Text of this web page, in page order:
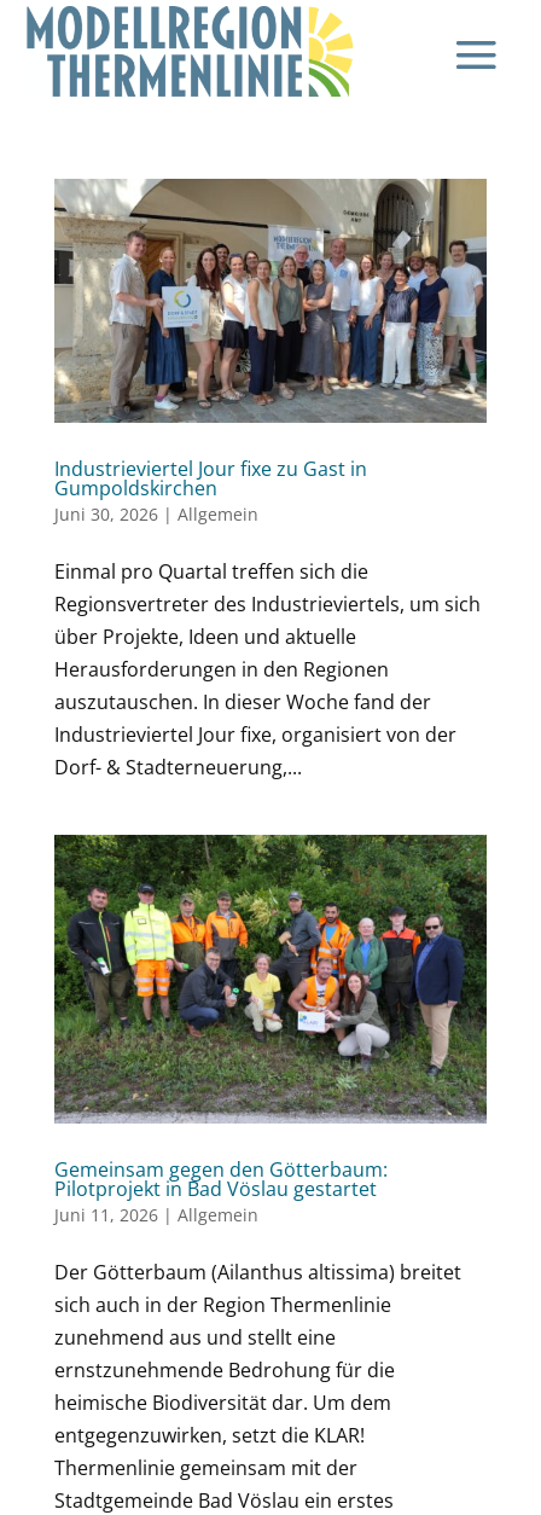
Industrieviertel Jour fixe zu Gast in
Gumpoldskirchen
Juni 30, 2026| Allgemein
Einmal pro Quartal treffen sich die
Regionsvertreter des Industrieviertels, um sich
über Projekte, Ideen und aktuelle
Herausforderungen in den Regionen
auszutauschen. In dieser Woche fand der
Industrieviertel Jour fixe, organisiert von der
Dorf- & Stadterneuerung,...
Gemeinsam gegen den Götterbaum:
Pilotprojekt in Bad Vöslau gestartet
Juni 11, 2026| Allgemein
Der Götterbaum (Ailanthus altissima) breitet
sich auch in der Region Thermenlinie
zunehmend aus und stellt eine
ernstzunehmende Bedrohung für die
heimische Biodiversität dar. Um dem
entgegenzuwirken, setzt die KLAR!
Thermenlinie gemeinsam mit der
Stadtgemeinde Bad Vöslau ein erstes